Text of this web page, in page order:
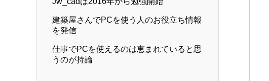
建築屋さんでPCを使う人のお役立ち情報
を発信
仕事でPCを使えるのは恵まれていると思
うのが持論